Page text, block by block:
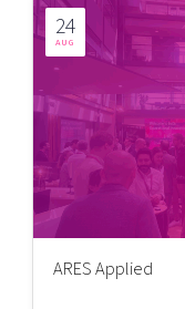
24
AUG
ARES Applied